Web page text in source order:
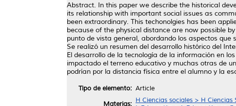
Abstract. In this paper we describe the historical
its relationship with important social issues as
been extraordinary. This techonolgies has been
because of the physical distance are now possible
punto de vista general, abordando los aspectos
Se realizó un resumen del desarrollo histórico del
El desarrollo de la tecnología de la información en
impactado el terreno educativo y muchas otras de
podrían por la distancia física entre el alumno y la
Tipo de elemento: Article
Materias: H Ciencias sociales > H Ciencias